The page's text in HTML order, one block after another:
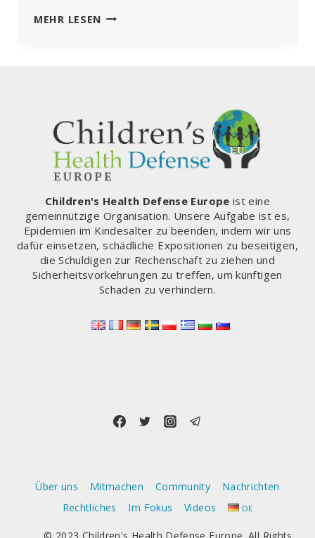
MEHR LESEN EPA
N F
LOH- U
ND Z
ECKENHALSBÄNDERN, D
IE M
.000 T
ODESFÄLLEN B
EI H
AUSTIEREN I
N V
ERBINDUNG G
EBRACHT W
U E
Children's Health Defense Europe ist eine
gemeinnützige Organisation. Unsere Aufgabe ist es,
Epidemien im Kindesalter zu beenden, indem wir uns
dafür einsetzen, schädliche Expositionen zu beseitigen,
die Schuldigen zur Rechenschaft zu ziehen und
Sicherheitsvorkehrungen zu treffen, um künftigen
Schaden zu verhindern.
Über uns Mitmachen Community
Nachrichten
Rechtliches
Im Fokus Videos DE